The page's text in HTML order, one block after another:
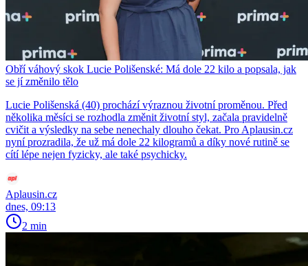
Obří váhový skok Lucie Polišenské: Má dole 22 kilo a popsala, jak
se jí změnilo tělo
Lucie Polišenská (40) prochází výraznou životní proměnou. Před
několika měsíci se rozhodla změnit životní styl, začala pravidelně
cvičit a výsledky na sebe nenechaly dlouho čekat. Pro Aplausin.cz
nyní prozradila, že už má dole 22 kilogramů a díky nové rutině se
cítí lépe nejen fyzicky, ale také psychicky.
Aplausin.cz
dnes, 09:13
2 min